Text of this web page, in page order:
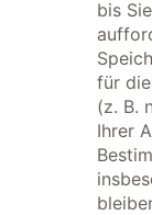
bis
für
(z. B.
Ihrer